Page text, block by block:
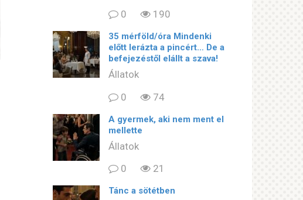
0
190
35 mérföld/óra Mindenki
előtt lerázta a pincért… De a
befejezéstől elállt a szava!
Állatok
0
74
A gyermek, aki nem ment el
mellette
Állatok
0
21
Tánc a sötétben